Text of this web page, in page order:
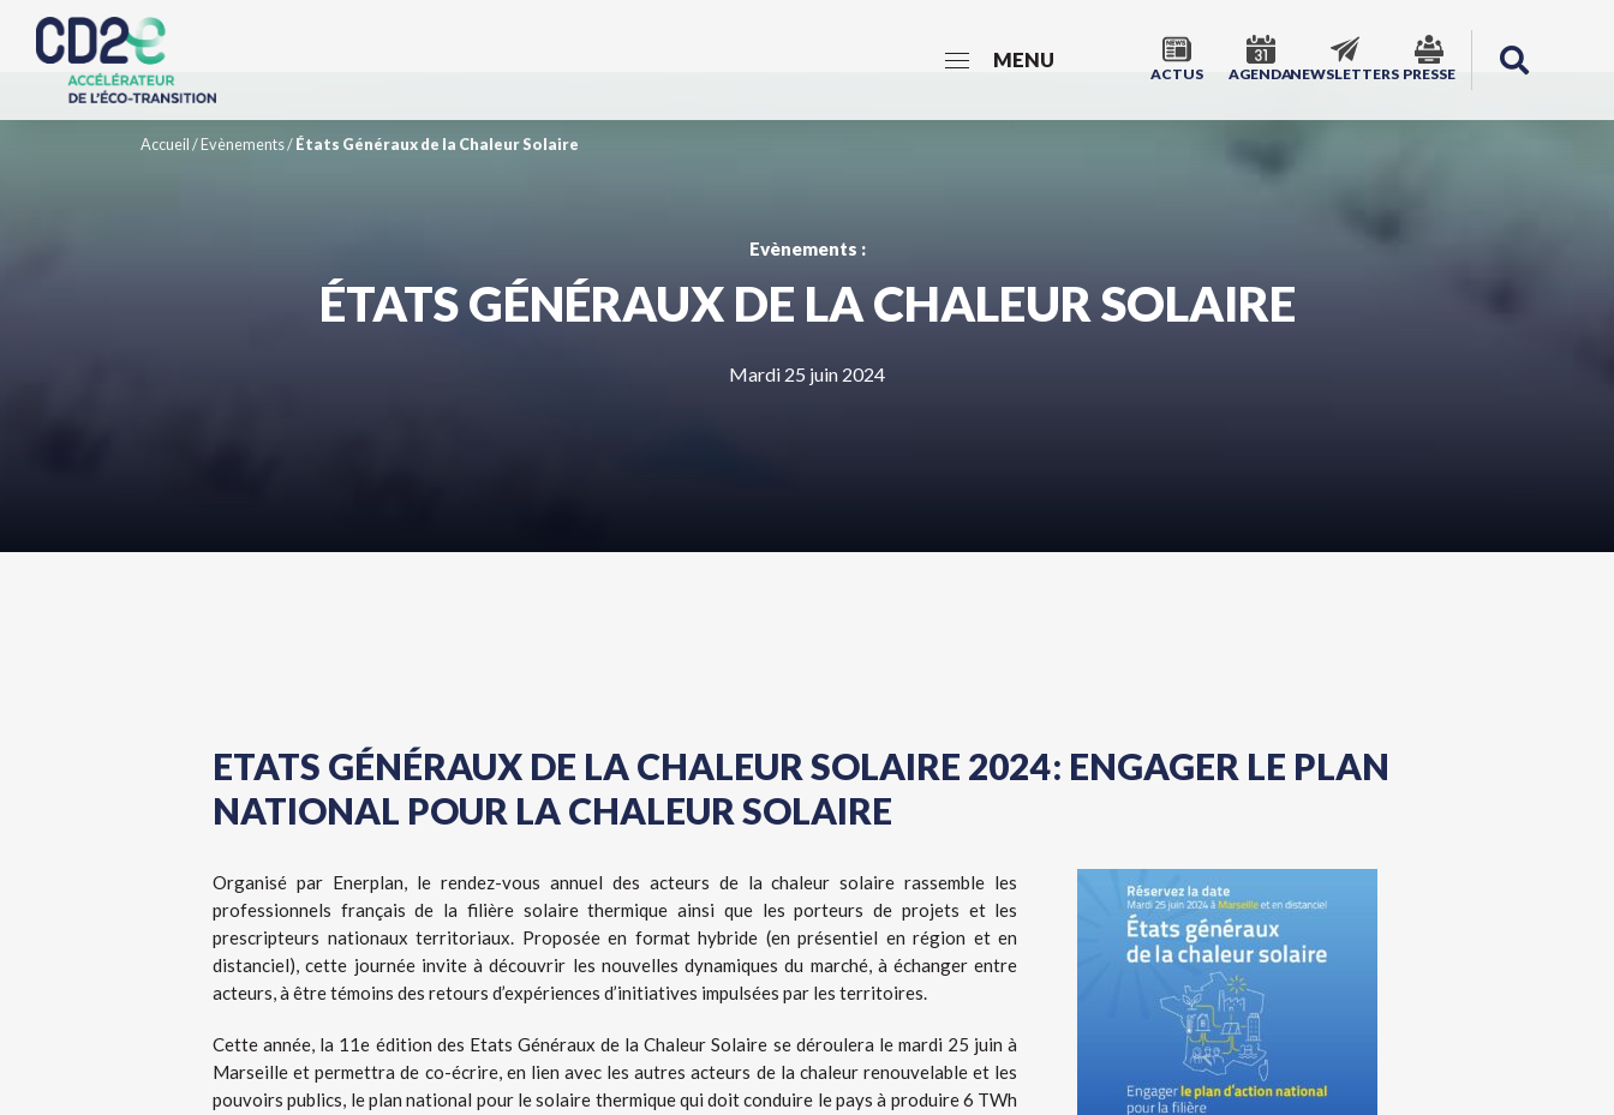
MENU
ACTUS AGENDANEWSLETTERS PRESSE
Accueil/Evènements/États Généraux de la Chaleur Solaire
Evènements :
ÉTATS GÉNÉRAUX DE LA CHALEUR SOLAIRE
Mardi 25 juin 2024
ETATS GÉNÉRAUX DE LA CHALEUR SOLAIRE 2024 : ENGAGER LE PLAN
NATIONAL POUR LA CHALEUR SOLAIRE
Organisé par Enerplan, le rendez-vous annuel des acteurs de la chaleur solaire rassemble les
professionnels français de la filière solaire thermique ainsi que les porteurs de projets et les
prescripteurs nationaux territoriaux. Proposée en format hybride (en présentiel en région et en
distanciel), cette journée invite à découvrir les nouvelles dynamiques du marché, à échanger entre
acteurs, à être témoins des retours d’expériences d’initiatives impulsées par les territoires.
Cette année, la 11e édition des Etats Généraux de la Chaleur Solaire se déroulera le mardi 25 juin à
Marseille et permettra de co-écrire, en lien avec les autres acteurs de la chaleur renouvelable et les
pouvoirs publics, le plan national pour le solaire thermique qui doit conduire le pays à produire 6 TWh